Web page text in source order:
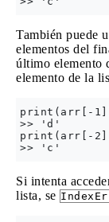
También puede
elementos del
último elemento
elemento de la
print(arr[-
>> 'd'
print(arr[-
Si intenta
lista, se